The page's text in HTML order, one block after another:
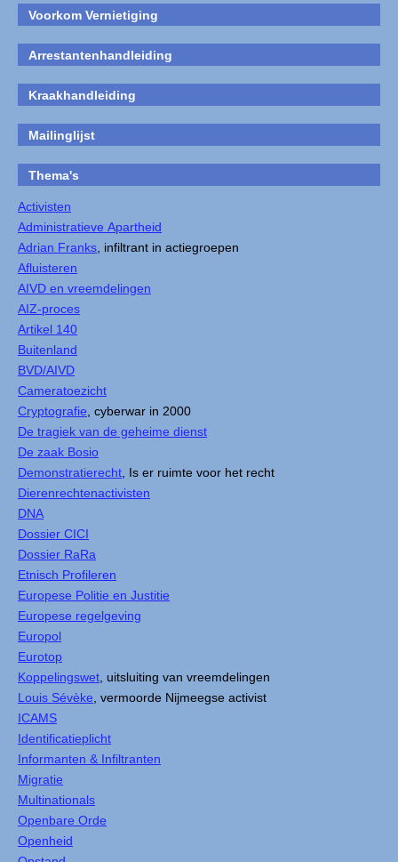
Voorkom Vernietiging
Arrestantenhandleiding
Kraakhandleiding
Mailinglijst
Thema's
Activisten
Administratieve Apartheid
Adrian Franks, infiltrant in actiegroepen
Afluisteren
AIVD en vreemdelingen
AIZ-proces
Artikel 140
Buitenland
BVD/AIVD
Cameratoezicht
Cryptografie, cyberwar in 2000
De tragiek van de geheime dienst
De zaak Bosio
Demonstratierecht, Is er ruimte voor het recht
Dierenrechtenactivisten
DNA
Dossier CICI
Dossier RaRa
Etnisch Profileren
Europese Politie en Justitie
Europese regelgeving
Europol
Eurotop
Koppelingswet, uitsluiting van vreemdelingen
Louis Sévèke, vermoorde Nijmeegse activist
ICAMS
Identificatieplicht
Informanten & Infiltranten
Migratie
Multinationals
Openbare Orde
Openheid